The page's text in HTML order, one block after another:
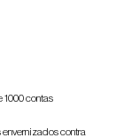
1000 contas
contra